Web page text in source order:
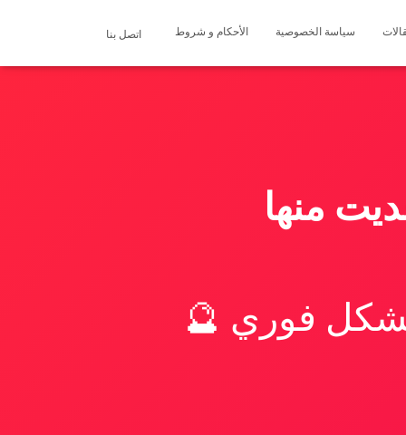
سياسة الخصوصية الأحكام و شروط اتصل بنا
منها
فوري 🔮